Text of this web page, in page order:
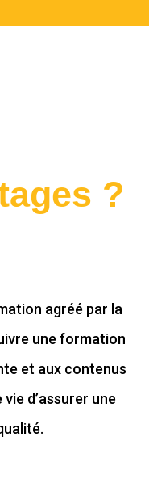
?
agréé par la
une formation
et aux contenus
d’assurer une